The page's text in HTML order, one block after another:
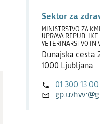
Sektor za
MINISTRSTVO ZA
UPRAVA
VETERINARSTVO IN
Dunajska cesta
1000 Ljubljana
01 300 13 00